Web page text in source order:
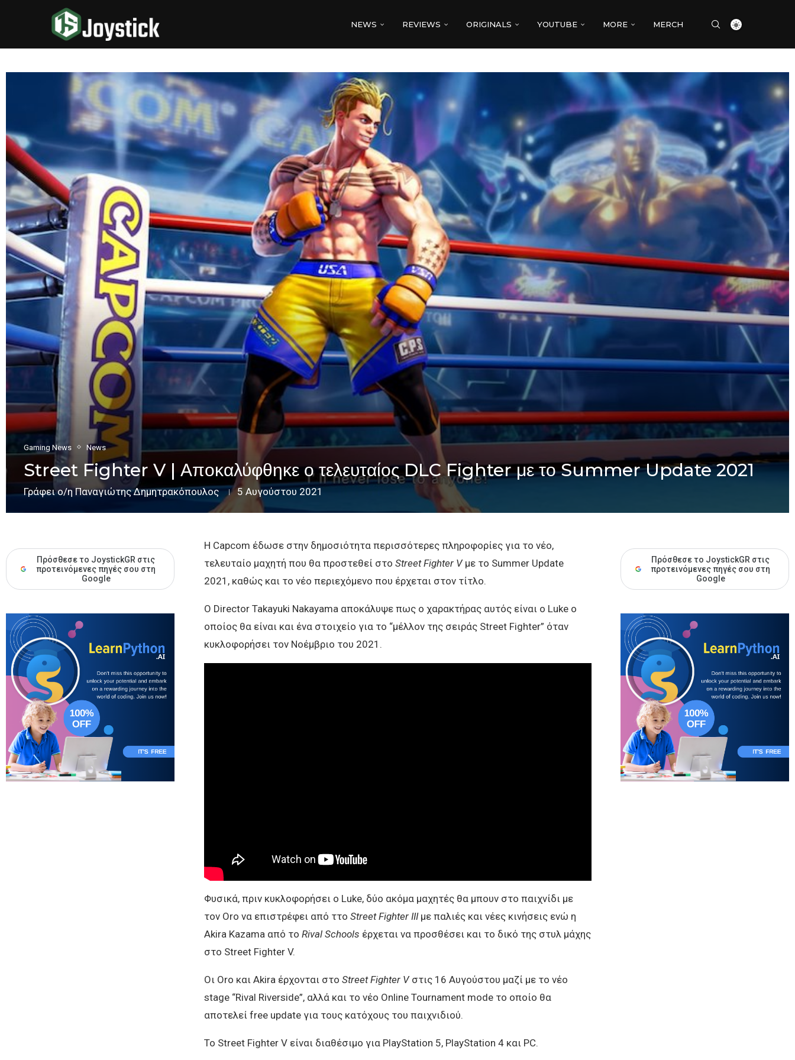
NEWS REVIEWS ORIGINALS YOUTUBE MORE MERCH
Gaming News News
Street Fighter V | Αποκαλύφθηκε ο τελευταίος DLC Fighter με το Summer Update 2021
Γράφει ο/ηΠαναγιώτης Δημητρακόπουλος 5 Αυγούστου 2021
Η Capcom έδωσε στην δημοσιότητα περισσότερες πληροφορίες για το νέο,
τελευταίο μαχητή που θα προστεθεί στο Street Fighter V με το Summer Update
2021, καθώς και το νέο περιεχόμενο που έρχεται στον τίτλο.
Ο Director Takayuki Nakayama αποκάλυψε πως ο χαρακτήρας αυτός είναι ο Luke ο
οποίος θα είναι και ένα στοιχείο για το “μέλλον της σειράς Street Fighter” όταν
κυκλοφορήσει τον Νοέμβριο του 2021.
Φυσικά, πριν κυκλοφορήσει ο Luke, δύο ακόμα μαχητές θα μπουν στο παιχνίδι με
τον Oro να επιστρέφει από ττο Street Fighter IIIμε παλιές και νέες κινήσεις ενώ η
Akira Kazama από το Rival Schools έρχεται να προσθέσει και το δικό της στυλ μάχης
στο Street Fighter V.
Οι Oro και Akira έρχονται στο Street Fighter Vστις 16 Αυγούστου μαζί με το νέο
stage “Rival Riverside”, αλλά και το νέο Online Tournament mode το οποίο θα
αποτελεί free update για τους κατόχους του παιχνιδιού.
Το Street Fighter V είναι διαθέσιμο για PlayStation 5, PlayStation 4 και PC.
Πρόσθεσε το JoystickGR στις
προτεινόμενες πηγές σου στη
Google
Πρόσθεσε το JoystickGR στις
προτεινόμενες πηγές σου στη
Google